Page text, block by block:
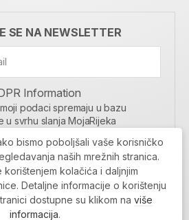
SE NA NEWSLETTER
Information
podaci spremaju u bazu
u svrhu slanja MojaRijeka
NEWSLETTER
PRIJAVI SE
bismo poboljšali vaše korisničko
naših mrežnih stranica.
kolačića i daljnjim
Detaljne informacije o korištenju
dostupne su klikom na više
informacija.